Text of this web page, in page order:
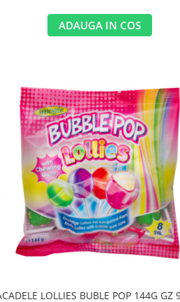
ADAUGA IN COS
ACADELE LOLLIES BUBLE POP 144G